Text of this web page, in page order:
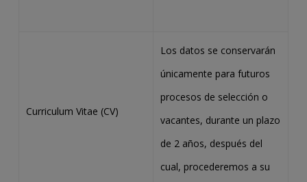
Curriculum Vitae (CV)
Los datos se conservarán
únicamente para futuros
procesos de selección o
vacantes, durante un plazo
de 2 años, después del
cual, procederemos a su